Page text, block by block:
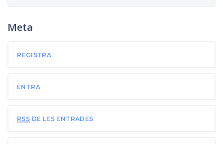
Meta
REGISTRA
ENTRA
RSS DE LES ENTRADES